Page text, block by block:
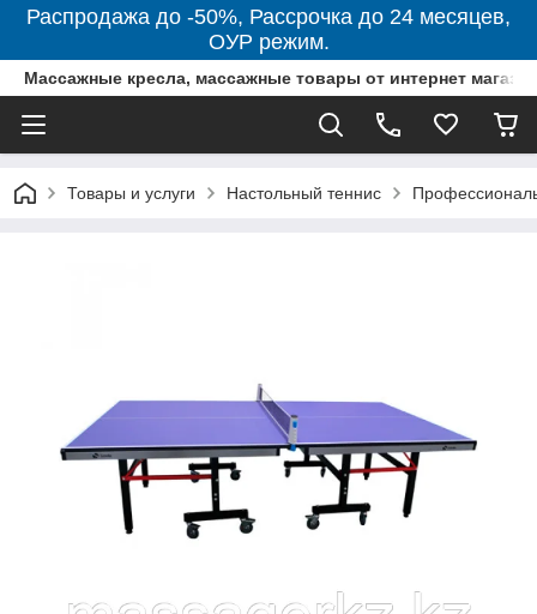
Распродажа до -50%, Рассрочка до 24 месяцев,
ОУР режим.
Массажные кресла, массажные товары от интернет
Товары и услуги Настольный теннис